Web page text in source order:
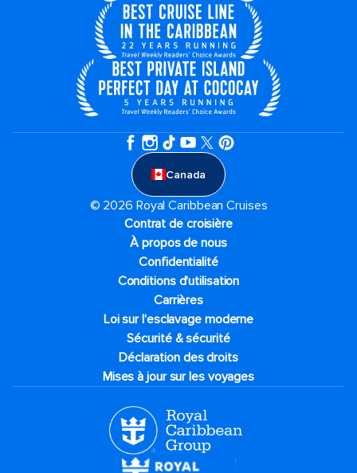
Canada
© 2026 Royal Caribbean Cruises
Contrat de croisière
À propos de nous
Confidentialité
Conditions d'utilisation
Carrières
Loi sur l'esclavage moderne
Sécurité & sécurité
Déclaration des droits
Mises à jour sur les voyages